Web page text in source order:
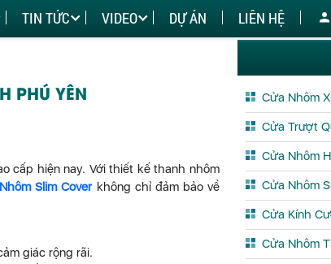
TIN TỨC VIDEO DỰ ÁN LIÊN HỆ
PHÚ YÊN
cấp hiện nay. Với thiết kế thanh nhôm
Slim Coverkhông chỉ đảm bảo về
giác rộng rãi.
Cửa Nhôm
Cửa Trượt
Cửa Nhôm
Cửa Nhôm
Cửa Kính
Cửa Nhôm